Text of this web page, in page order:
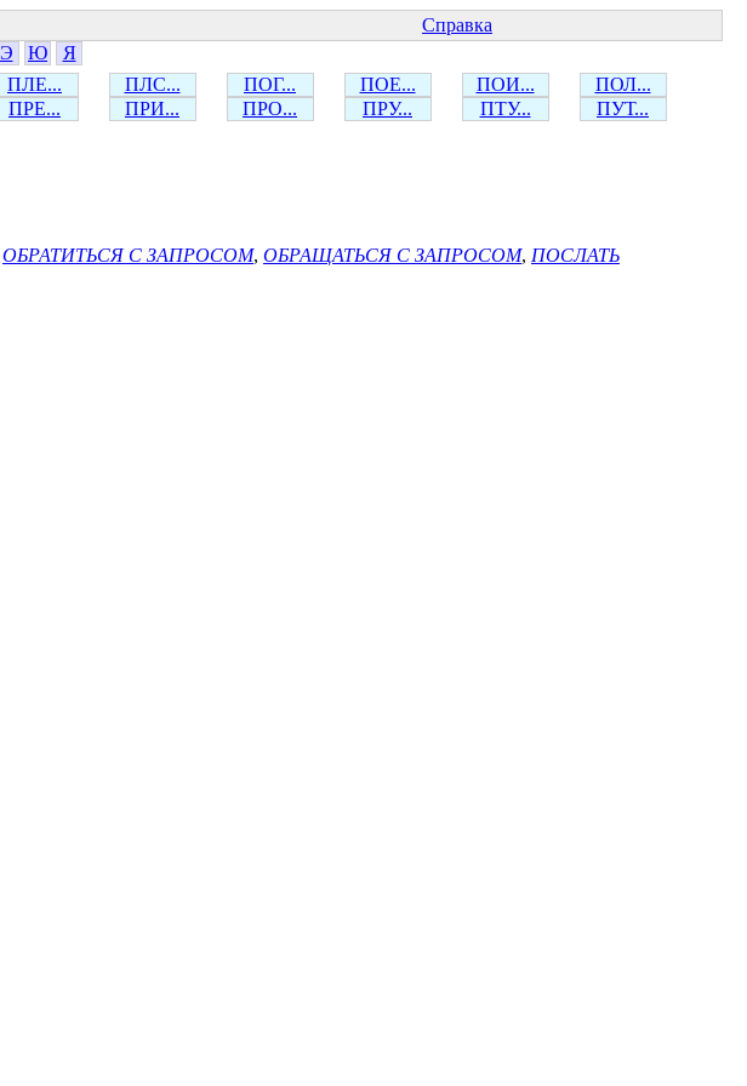
Справка
Э Ю
Я
ПЛЕ... ПЛС... ПОГ... ПОЕ... ПОИ...
ПОЛ...
ПРЕ... ПРИ... ПРО... ПРУ... ПТУ... ПУТ...
ОБРАТИТЬСЯ С ЗАПРОСОМ, ОБРАЩАТЬСЯ С ЗАПРОСОМ, ПОСЛАТЬ